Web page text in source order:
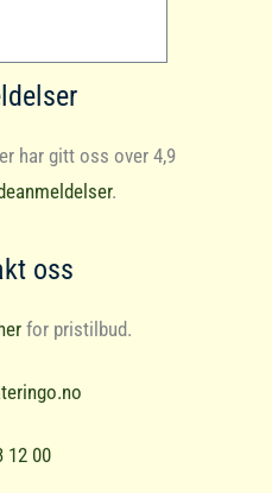
har gitt oss over 4,9
.
oss
for pristilbud.
12 00